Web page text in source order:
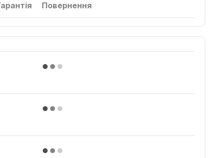
Повернення